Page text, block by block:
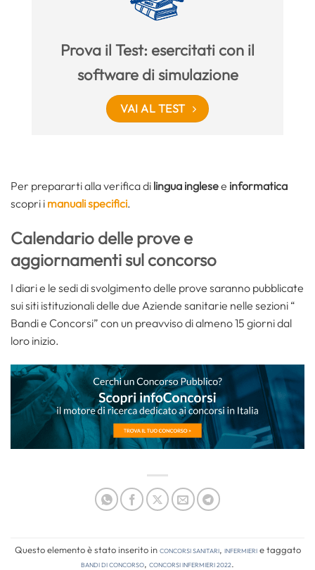
Prova il Test: esercitati con il
software di simulazione
VAI AL TEST
Per prepararti alla verifica di lingua inglesee informatica
scopri i manuali specifici.
Calendario delle prove e
aggiornamenti sul concorso
I diari e le sedi di svolgimento delle prove saranno pubblicate
sui siti istituzionali delle due Aziende sanitarie nelle sezioni “
Bandi e Concorsi” con un preavviso di almeno 15 giorni dal
loro inizio.
Questo elemento è stato inserito inConcorsi Sanitari, Infermierie taggato
bandi di concorso, concorsi infermieri 2022.